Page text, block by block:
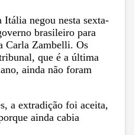
Itália negou nesta sexta-
brasileiro para
Carla Zambelli. Os
que é a última
ainda não foram
a extradição foi aceita,
ainda cabia